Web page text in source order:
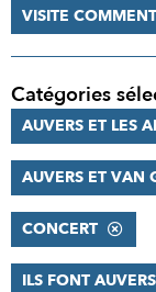
VISITE
Catégories
AUVERS ET LES
AUVERS ET VAN
CONCERT
ILS FONT